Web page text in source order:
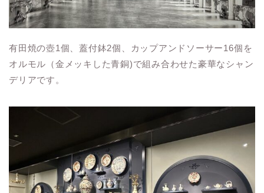
有田焼の壺1個、蓋付鉢2個、カップアンドソーサー16個を
オルモル（金メッキした青銅)で組み合わせた豪華なシャン
デリアです。